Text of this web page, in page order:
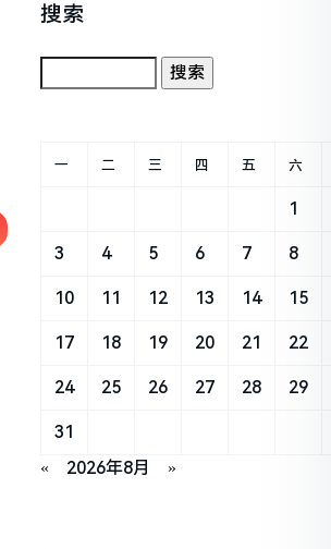
搜索
« 2026年8月 »
一 二 三 四 五 六
1
3 4 5 6 7 8
10 11 12 13 14 15
17 18 19 20 21 22
24 25 26 27 28 29
31